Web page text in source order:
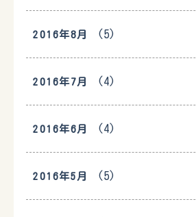
2016年8月 (5)
2016年7月 (4)
2016年6月 (4)
2016年5月 (5)